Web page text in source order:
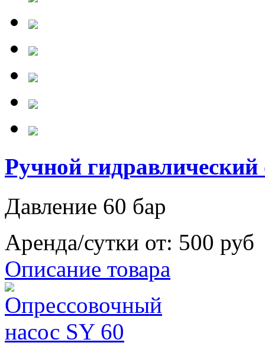
Ручной
Давление 60 бар
Аренда/сутки от: 500 руб
Описание товара